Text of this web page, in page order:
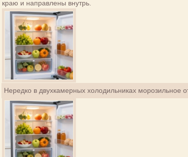
краю и направлены внутрь.
Нередко в двухкамерных холодильниках морозильное